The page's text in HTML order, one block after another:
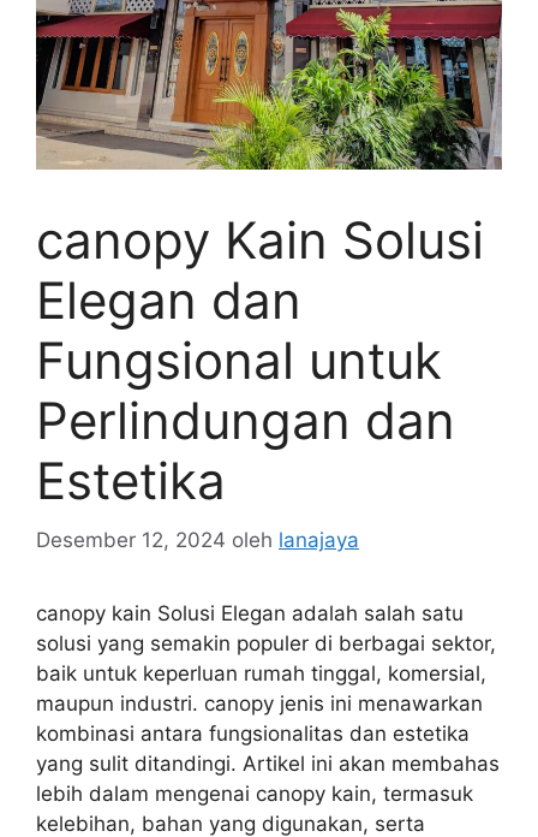
canopy Kain Solusi
Elegan dan
Fungsional untuk
Perlindungan dan
Estetika
Desember 12, 2024 oleh lanajaya
canopy kain Solusi Elegan adalah salah satu
solusi yang semakin populer di berbagai sektor,
baik untuk keperluan rumah tinggal, komersial,
maupun industri. canopy jenis ini menawarkan
kombinasi antara fungsionalitas dan estetika
yang sulit ditandingi. Artikel ini akan membahas
lebih dalam mengenai canopy kain, termasuk
kelebihan, bahan yang digunakan, serta